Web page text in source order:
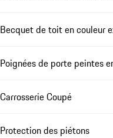
Becquet de toit en couleur
Poignées de porte peintes
Carrosserie Coupé
Protection des piétons